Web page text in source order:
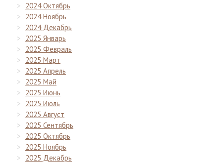
2024 Октябрь
2024 Ноябрь
2024 Декабрь
2025 Январь
2025 Февраль
2025 Март
2025 Апрель
2025 Май
2025 Июнь
2025 Июль
2025 Август
2025 Сентябрь
2025 Октябрь
2025 Ноябрь
2025 Декабрь